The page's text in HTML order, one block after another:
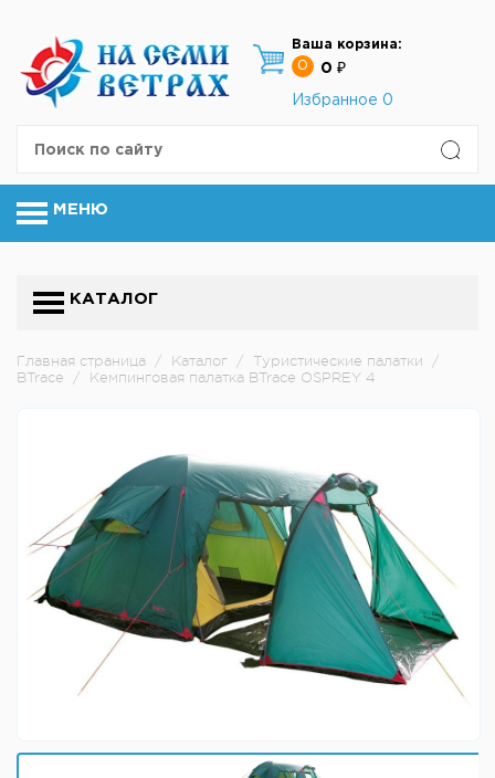
Ваша корзина:
0
0 ₽
Избранное 0
МЕНЮ
КАТАЛОГ
Главная страница / Каталог / Туристические палатки
/
BTrace
/ Кемпинговая палатка BTrace OSPREY 4